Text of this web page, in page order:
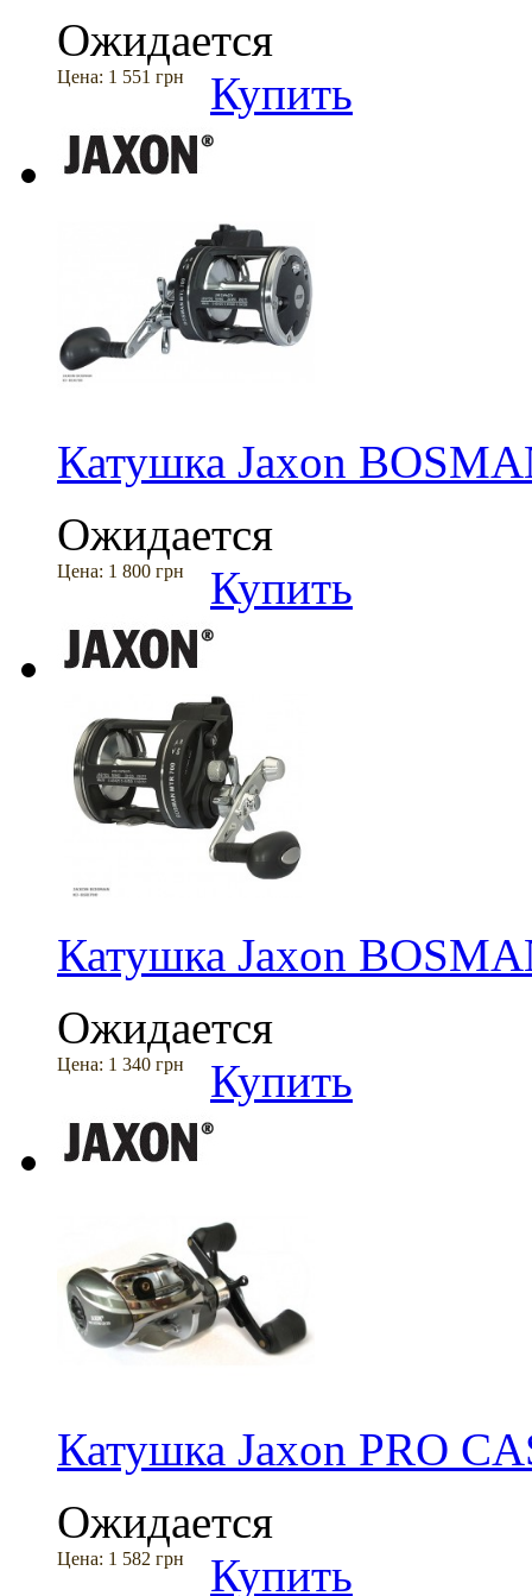
Ожидается
Цена: 1 551 грн Купить
Катушка Jaxon
Ожидается
Цена: 1 800 грн Купить
Катушка Jaxon
Ожидается
Цена: 1 340 грн Купить
Катушка Jaxon PRO
Ожидается
Цена: 1 582 грн Купить